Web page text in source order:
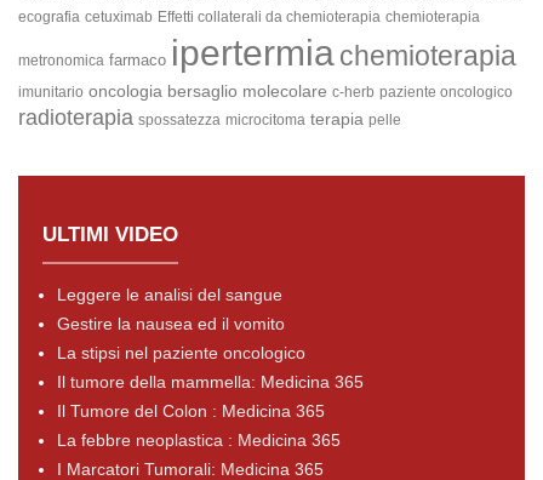
ecografia cetuximab Effetti collaterali da chemioterapia chemioterapia
metronomica farmaco ipertermiachemioterapia
imunitario oncologia bersaglio molecolare c-herb paziente oncologico
radioterapia spossatezza microcitoma terapia pelle
ULTIMI VIDEO
Leggere le analisi del sangue
Gestire la nausea ed il vomito
La stipsi nel paziente oncologico
Il tumore della mammella: Medicina 365
Il Tumore del Colon : Medicina 365
La febbre neoplastica : Medicina 365
I Marcatori Tumorali: Medicina 365